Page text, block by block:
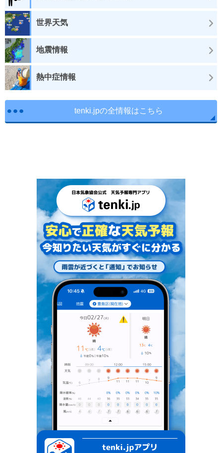
世界天気
地震情報
熱中症情報
tenki.jpの全情報はこちら